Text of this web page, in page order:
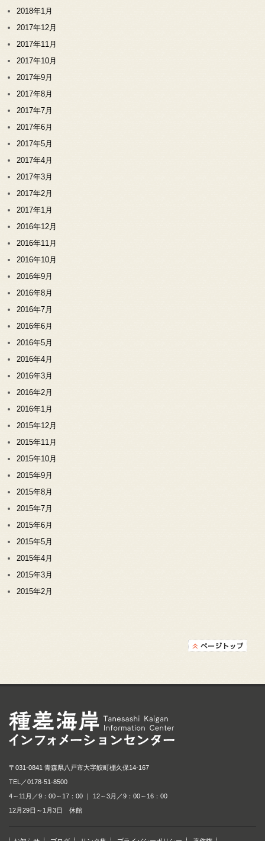
2018年1月
2017年12月
2017年11月
2017年10月
2017年9月
2017年8月
2017年7月
2017年6月
2017年5月
2017年4月
2017年3月
2017年2月
2017年1月
2016年12月
2016年11月
2016年10月
2016年9月
2016年8月
2016年7月
2016年6月
2016年5月
2016年4月
2016年3月
2016年2月
2016年1月
2015年12月
2015年11月
2015年10月
2015年9月
2015年8月
2015年7月
2015年6月
2015年5月
2015年4月
2015年3月
2015年2月
〒031-0841 青森県八戸市大字鮫町棚久保14-167
TEL／0178-51-8500
4～11月／9：00～17：00 ｜ 12～3月／9：00～16：00
12月29日～1月3日 休館